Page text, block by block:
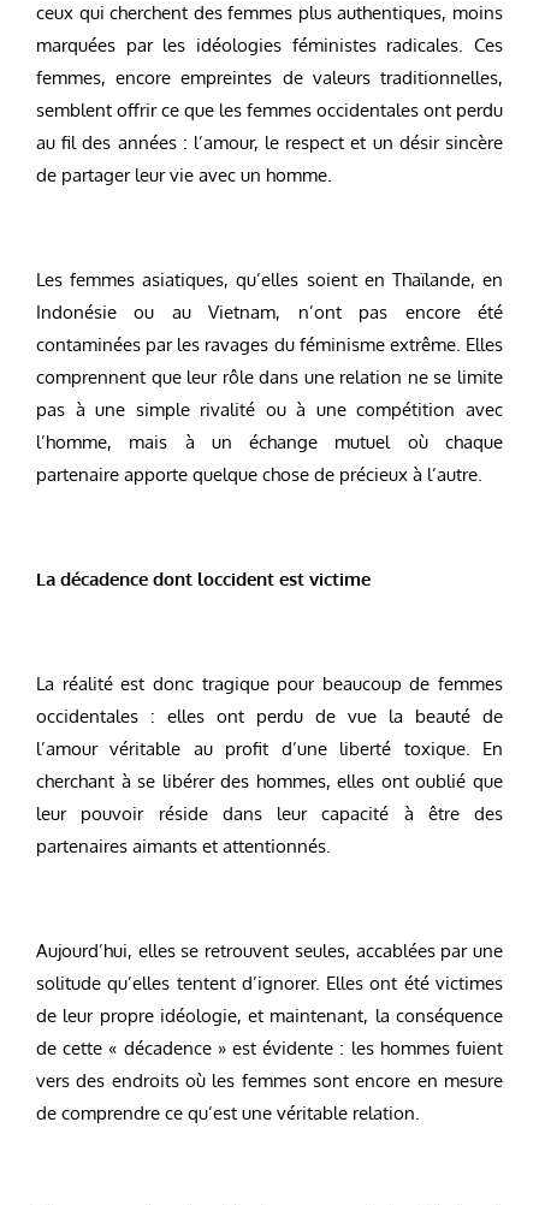
ceux qui cherchent des femmes plus authentiques, moins
marquées par les idéologies féministes radicales. Ces
femmes, encore empreintes de valeurs traditionnelles,
semblent offrir ce que les femmes occidentales ont perdu
au fil des années : l’amour, le respect et un désir sincère
de partager leur vie avec un homme.
Les femmes asiatiques, qu’elles soient en Thaïlande, en
Indonésie ou au Vietnam, n’ont pas encore été
contaminées par les ravages du féminisme extrême. Elles
comprennent que leur rôle dans une relation ne se limite
pas à une simple rivalité ou à une compétition avec
l’homme, mais à un échange mutuel où chaque
partenaire apporte quelque chose de précieux à l’autre.
La décadence dont loccident est victime
La réalité est donc tragique pour beaucoup de femmes
occidentales : elles ont perdu de vue la beauté de
l’amour véritable au profit d’une liberté toxique. En
cherchant à se libérer des hommes, elles ont oublié que
leur pouvoir réside dans leur capacité à être des
partenaires aimants et attentionnés.
Aujourd’hui, elles se retrouvent seules, accablées par une
solitude qu’elles tentent d’ignorer. Elles ont été victimes
de leur propre idéologie, et maintenant, la conséquence
de cette « décadence » est évidente : les hommes fuient
vers des endroits où les femmes sont encore en mesure
de comprendre ce qu’est une véritable relation.